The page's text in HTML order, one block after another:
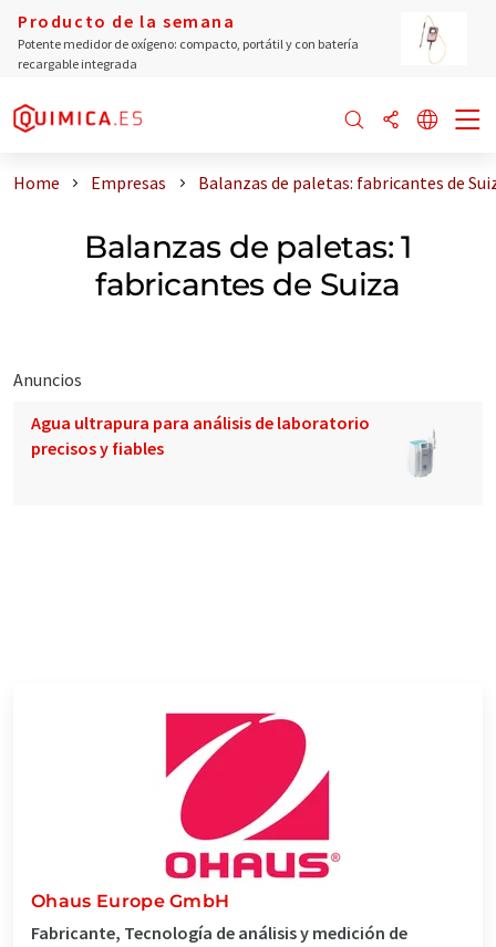
Producto de la semana
Potente medidor de oxígeno: compacto, portátil y con batería
recargable integrada
Home Empresas Balanzas de paletas: fabricantes de
Balanzas de paletas: 1
fabricantes de Suiza
Anuncios
Agua ultrapura para análisis de laboratorio
precisos y fiables
Ohaus Europe GmbH
Fabricante, Tecnología de análisis y medición de